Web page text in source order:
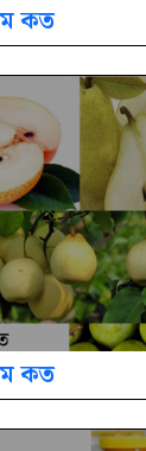
কত
কত